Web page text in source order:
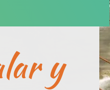
y